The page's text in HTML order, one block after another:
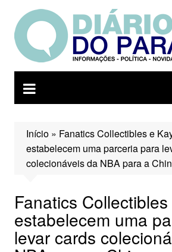
para
conteúdo
Início» Fanatics Collectibles e
estabelecem uma parceria para
colecionáveis ​​da NBA para a
Fanatics
estabelecem uma
levar cards